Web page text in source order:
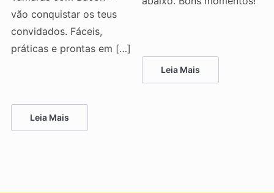
vão conquistar os teus
convidados. Fáceis,
práticas e prontas em […]
Leia Mais
Leia Mais